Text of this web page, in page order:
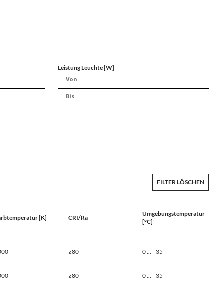
Leistung Leuchte [W]
FILTER LÖSCHEN
[K] CRI/Ra
Umgebungstemperatur
[°C]
≥80 0 ... +35
≥80 0 ... +35